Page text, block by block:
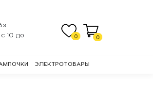
10 до
0 0
ЭЛЕКТРОТОВАРЫ